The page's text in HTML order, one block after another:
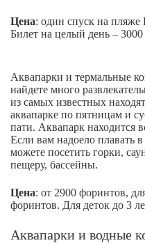
Цена: один спуск на
Билет на целый день –
Аквапарки и термальные
найдете много
из самых известных
аквапарке по пятницам и
пати. Аквапарк находится
Если вам надоело плавать
можете посетить горки,
пещеру, бассейны.
Цена: от 2900 форинтов,
форинтов. Для деток до 3
Аквапарки и водные